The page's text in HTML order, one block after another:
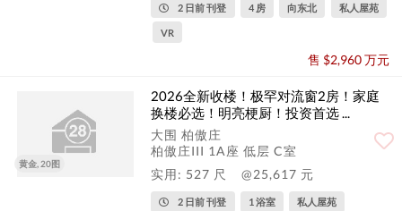
2 日前 刊登 4 房 向东北 私人屋苑
VR
售 $2,960 万元
黄金, 20图
2026全新收楼！极罕对流窗2房！家庭
换楼必选！明亮梗厨！投资首选 ...
大围 柏傲庄
柏傲庄III 1A座 低层 C室
实用: 527 尺
@25,617 元
2 日前 刊登 1 浴室 私人屋苑